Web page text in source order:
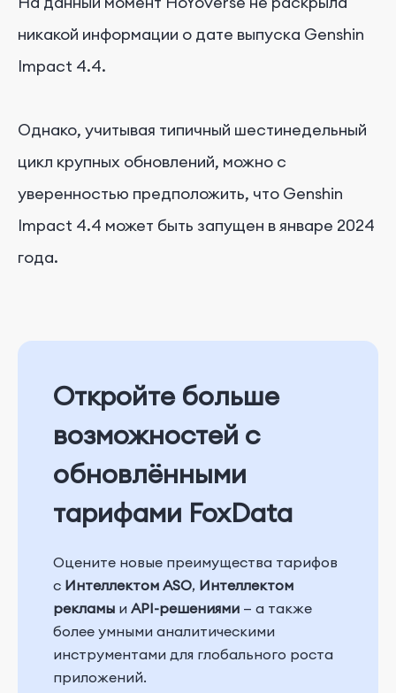
никакой информации о дате выпуска Genshin
Impact 4.4.
Однако, учитывая типичный шестинедельный
цикл крупных обновлений, можно с
уверенностью предположить, что Genshin
Impact 4.4 может быть запущен в январе 2024
года.
Откройте больше
возможностей с
обновлёнными
тарифами FoxData
Оцените новые преимущества тарифов
с Интеллектом ASO, Интеллектом
рекламы и API-решениями — а также
более умными аналитическими
инструментами для глобального роста
приложений.